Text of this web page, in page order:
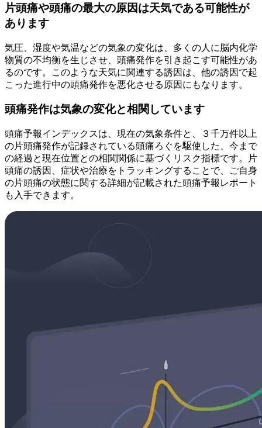
片頭痛や頭痛の最大の原因は天気である可能性が
あります
気圧、湿度や気温などの気象の変化は、多くの人に脳内化学
物質の不均衡を生じさせ、頭痛発作を引き起こす可能性があ
るのです。このような天気に関連する誘因は、他の誘因で起
こった進行中の頭痛発作を悪化させる原因にもなります。
頭痛発作は気象の変化と相関しています
頭痛予報インデックスは、現在の気象条件と、３千万件以上
の片頭痛発作が記録されている頭痛ろぐを駆使した、今まで
の経過と現在位置との相関関係に基づくリスク指標です。片
頭痛の誘因、症状や治療をトラッキングすることで、ご自身
の片頭痛の状態に関する詳細が記載された頭痛予報レポート
も入手できます。